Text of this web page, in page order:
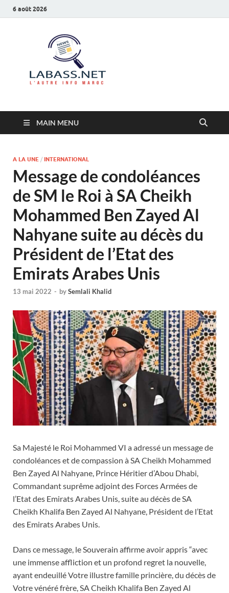
6 août 2026
MAIN MENU
A LA UNE / INTERNATIONAL
Message de condoléances
de SM le Roi à SA Cheikh
Mohammed Ben Zayed Al
Nahyane suite au décès du
Président de l’Etat des
Emirats Arabes Unis
13 mai 2022 - bySemlali Khalid
Sa Majesté le Roi Mohammed VI a adressé un message de
condoléances et de compassion à SA Cheikh Mohammed
Ben Zayed Al Nahyane, Prince Héritier d’Abou Dhabi,
Commandant suprême adjoint des Forces Armées de
l’Etat des Emirats Arabes Unis, suite au décès de SA
Cheikh Khalifa Ben Zayed Al Nahyane, Président de l’Etat
des Emirats Arabes Unis.
Dans ce message, le Souverain affirme avoir appris “avec
une immense affliction et un profond regret la nouvelle,
ayant endeuillé Votre illustre famille princière, du décès de
Votre vénéré frère, SA Cheikh Khalifa Ben Zayed Al